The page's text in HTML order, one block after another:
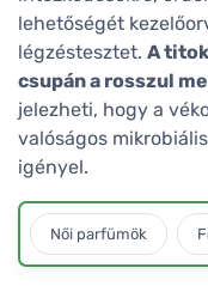
lehetőségét
légzéstesztet. A
csupán a rosszul
jelezheti, hogy a
valóságos
igényel.
Női parfümök